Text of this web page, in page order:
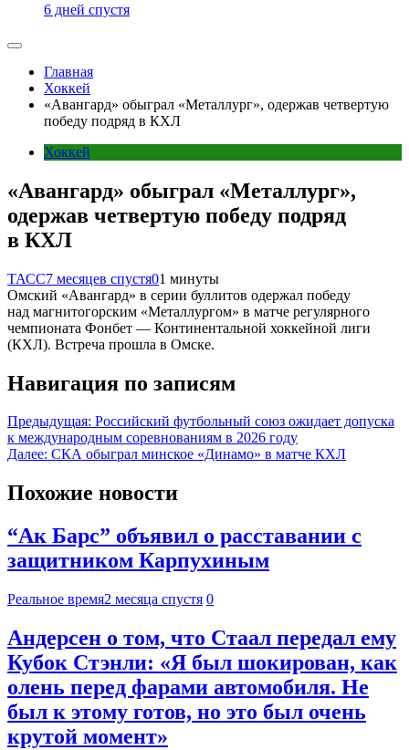
6 дней спустя
Главная
Хоккей
«Авангард» обыграл «Металлург», одержав четвертую
победу подряд в КХЛ
Хоккей
«Авангард» обыграл «Металлург»,
одержав четвертую победу подряд
в КХЛ
ТАСС7 месяцев спустя01 минуты
Омский «Авангард» в серии буллитов одержал победу
над магнитогорским «Металлургом» в матче регулярного
чемпионата Фонбет — Континентальной хоккейной лиги
(КХЛ). Встреча прошла в Омске.
Навигация по записям
Предыдущая: Российский футбольный союз ожидает допуска
к международным соревнованиям в 2026 году
Далее: СКА обыграл минское «Динамо» в матче КХЛ
Похожие новости
“Ак Барс” объявил о расставании с
защитником Карпухиным
Реальное время2 месяца спустя 0
Андерсен о том, что Стаал передал ему
Кубок Стэнли: «Я был шокирован, как
олень перед фарами автомобиля. Не
был к этому готов, но это был очень
крутой момент»